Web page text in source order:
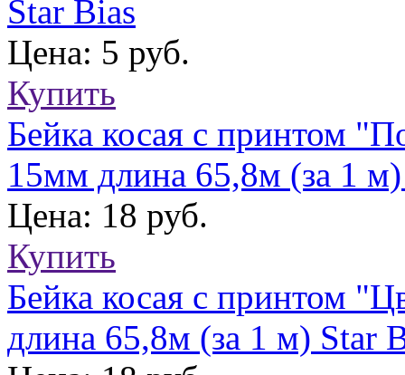
Star Bias
Цена: 5 руб.
Купить
Бейка косая с принтом
15мм длина 65,8м (за 1
Цена: 18 руб.
Купить
Бейка косая с принтом
длина 65,8м (за 1 м) Star